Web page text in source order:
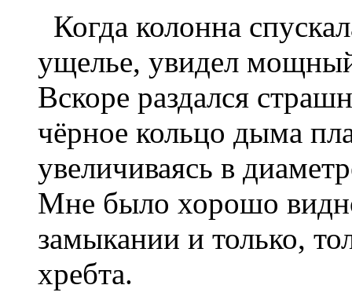
Когда колонна
ущелье, увидел
Вскоре раздался
чёрное кольцо дыма
увеличиваясь в
Мне было хорошо
замыкании и только,
хребта.